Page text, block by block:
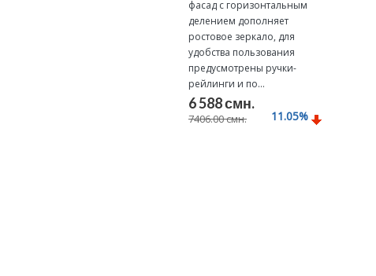
фасад с горизонтальным
делением дополняет
ростовое зеркало, для
удобства пользования
предусмотрены ручки-
рейлинги и по...
6 588 смн.
7406.00 смн. 11.05%